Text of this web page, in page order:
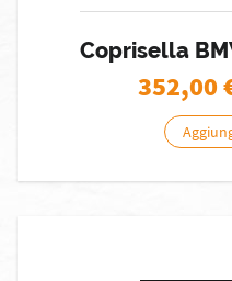
Coprisella
352,00